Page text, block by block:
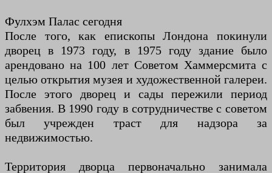
Фулхэм Палас сегодня
После того, как епископы Лондона покинули
дворец в 1973 году, в 1975 году здание было
арендовано на 100 лет Советом Хаммерсмита с
целью открытия музея и художественной галереи.
После этого дворец и сады пережили период
забвения. В 1990 году в сотрудничестве с советом
был учрежден траст для надзора за
недвижимостью.
Территория дворца первоначально занимала